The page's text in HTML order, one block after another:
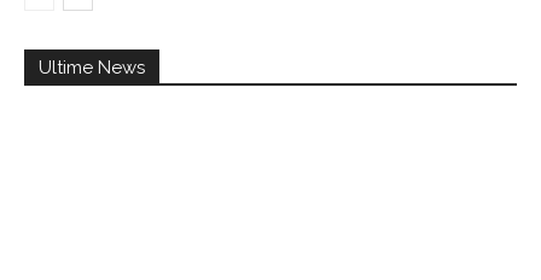
Ultime News